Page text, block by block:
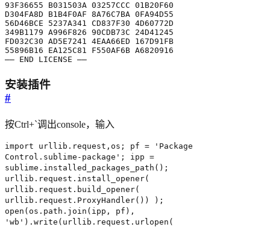
—— END LICENSE ——
安装插件
#
按Ctrl+`调出console，输入
import urllib.request,os; pf = 'Package
Control.sublime-package'; ipp =
sublime.installed_packages_path();
urllib.request.install_opener(
urllib.request.build_opener(
urllib.request.ProxyHandler()) );
open(os.path.join(ipp, pf),
'wb').write(urllib.request.urlopen(